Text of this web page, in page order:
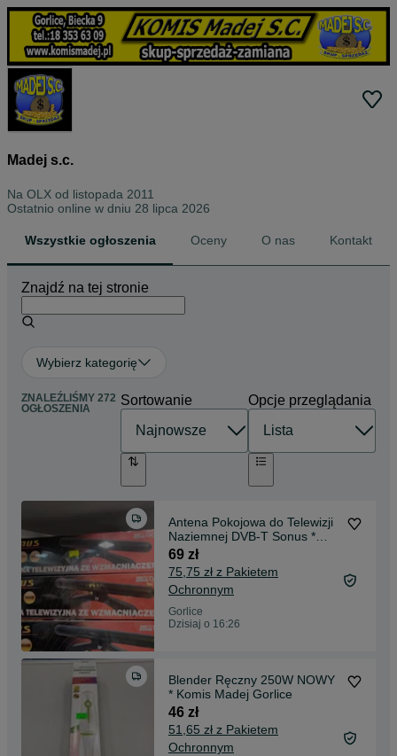
Madej s.c.
Na OLX od listopada 2011
Ostatnio online w dniu 28 lipca 2026
Wszystkie ogłoszenia Oceny O nas Kontakt
Znajdź na tej stronie
Wybierz kategorię
ZNALEŹLIŚMY 272
OGŁOSZENIA
Sortowanie Opcje przeglądania
Antena Pokojowa do Telewizji
Naziemnej DVB-T Sonus *
Komis Madej
69 zł
75,75 zł z Pakietem
Ochronnym
Gorlice
Dzisiaj o 16:26
Blender Ręczny 250W NOWY
* Komis Madej Gorlice
46 zł
51,65 zł z Pakietem
Ochronnym